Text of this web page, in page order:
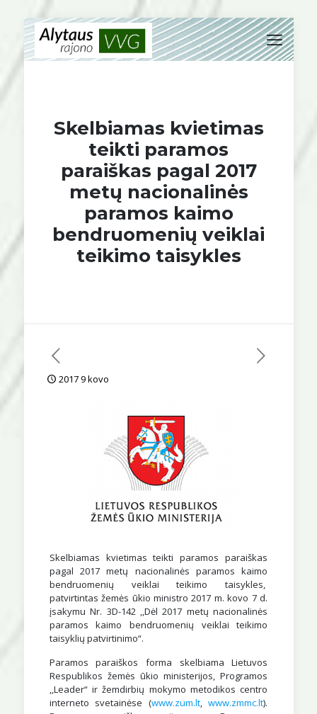
Skelbiamas kvietimas
teikti paramos
paraiškas pagal 2017
metų nacionalinės
paramos kaimo
bendruomenių veiklai
teikimo taisykles
2017 9 kovo
Skelbiamas kvietimas teikti paramos paraiškas
pagal 2017 metų nacionalinės paramos kaimo
bendruomenių veiklai teikimo taisykles,
patvirtintas žemės ūkio ministro 2017 m. kovo 7 d.
įsakymu Nr. 3D-142 ,,Dėl 2017 metų nacionalinės
paramos kaimo bendruomenių veiklai teikimo
taisyklių patvirtinimo“.
Paramos paraiškos forma skelbiama Lietuvos
Respublikos žemės ūkio ministerijos, Programos
,,Leader“ ir žemdirbių mokymo metodikos centro
interneto svetainėse (www.zum.lt,www.zmmc.lt).